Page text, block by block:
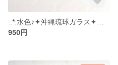
950円